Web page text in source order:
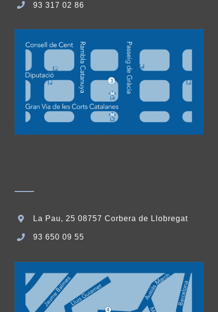
93 317 02 86
La Pau, 25 08757 Corbera de Llobregat
93 650 09 55